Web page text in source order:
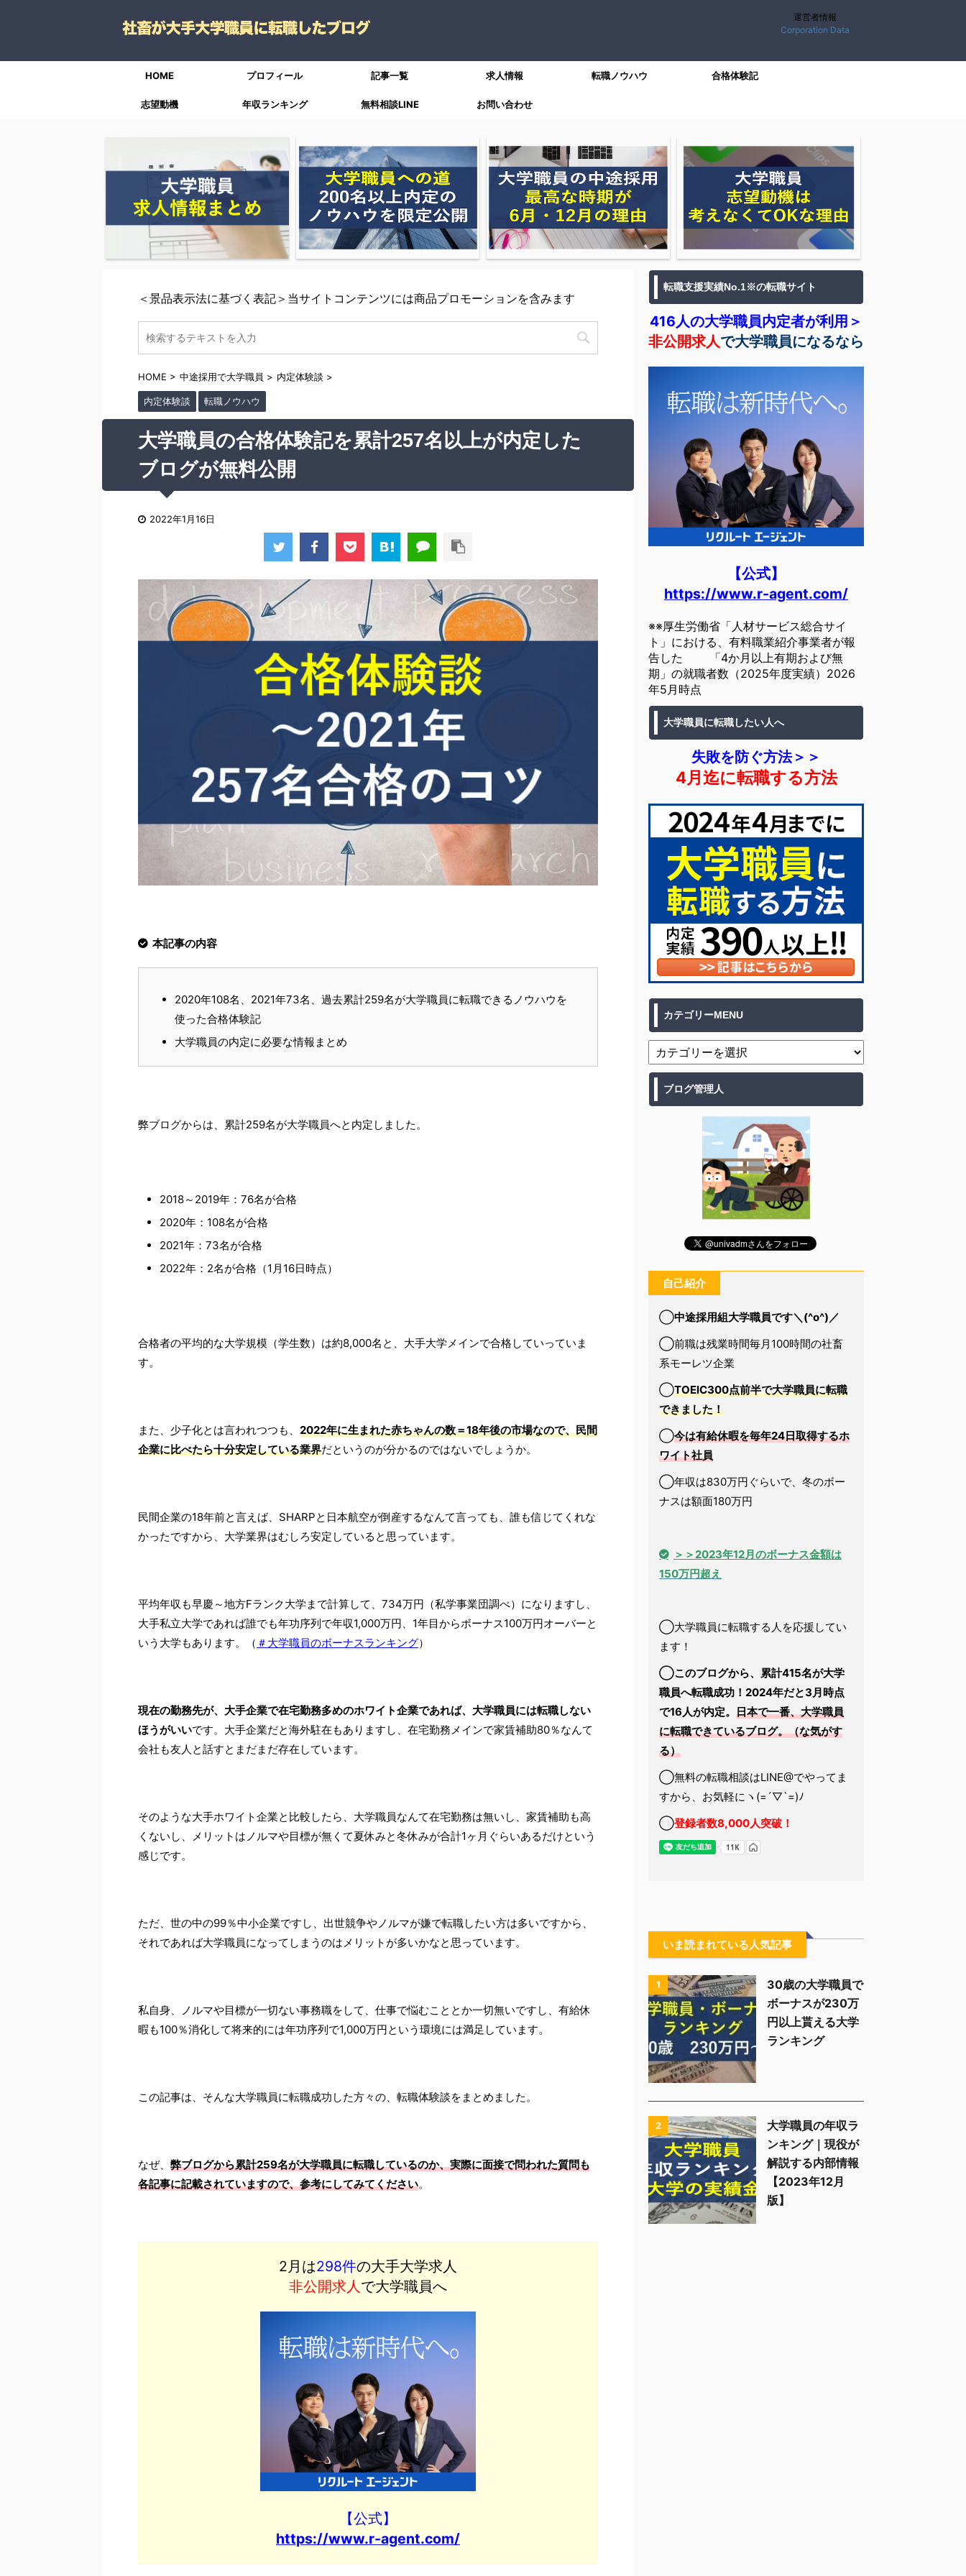
運営者情報
Corporation Data
HOME プロフィール 記事一覧 求人情報 転職ノウハウ 合格体験記
志望動機 年収ランキング 無料相談LINE お問い合わせ
＜景品表示法に基づく表記＞当サイトコンテンツには商品プロモーションを含みます
HOME > 中途採用で大学職員 > 内定体験談 >
内定体験談 転職ノウハウ
大学職員の合格体験記を累計257名以上が内定した
ブログが無料公開
2022年1月16日
本記事の内容
2020年108名、2021年73名、過去累計259名が大学職員に転職できるノウハウを
使った合格体験記
大学職員の内定に必要な情報まとめ
弊ブログからは、累計259名が大学職員へと内定しました。
2018～2019年：76名が合格
2020年：108名が合格
2021年：73名が合格
2022年：2名が合格（1月16日時点）
合格者の平均的な大学規模（学生数）は約8,000名と、大手大学メインで合格していっていま
す。
また、少子化とは言われつつも、 2022年に生まれた赤ちゃんの数＝18年後の市場なので、民間
企業に比べたら十分安定している業界だというのが分かるのではないでしょうか。
民間企業の18年前と言えば、SHARPと日本航空が倒産するなんて言っても、誰も信じてくれな
かったですから、大学業界はむしろ安定していると思っています。
平均年収も早慶～地方Fランク大学まで計算して、734万円（私学事業団調べ）になりますし、
大手私立大学であれば誰でも年功序列で年収1,000万円、1年目からボーナス100万円オーバーと
いう大学もあります。（ ＃大学職員のボーナスランキング）
現在の勤務先が、大手企業で在宅勤務多めのホワイト企業であれば、大学職員には転職しない
ほうがいいです。大手企業だと海外駐在もありますし、在宅勤務メインで家賃補助80％なんて
会社も友人と話すとまだまだ存在しています。
そのような大手ホワイト企業と比較したら、大学職員なんて在宅勤務は無いし、家賃補助も高
くないし、メリットはノルマや目標が無くて夏休みと冬休みが合計1ヶ月ぐらいあるだけという
感じです。
ただ、世の中の99％中小企業ですし、出世競争やノルマが嫌で転職したい方は多いですから、
それであれば大学職員になってしまうのはメリットが多いかなと思っています。
私自身、ノルマや目標が一切ない事務職をして、仕事で悩むこととか一切無いですし、有給休
暇も100％消化して将来的には年功序列で1,000万円という環境には満足しています。
この記事は、そんな大学職員に転職成功した方々の、転職体験談をまとめました。
なぜ、 弊ブログから累計259名が大学職員に転職しているのか、実際に面接で問われた質問も
各記事に記載されていますので、参考にしてみてください。
2月は298件の大手大学求人
非公開求人 で大学職員へ
【公式】
https://www.r-agent.com/
転職支援実績No.1※の転職サイト
416人の大学職員内定者が利用＞
非公開求人で大学職員になるなら
【公式】
https://www.r-agent.com/
※※厚生労働省「人材サービス総合サイ
ト」における、有料職業紹介事業者が報
告した 「4か月以上有期および無
期」の就職者数（2025年度実績）2026
年5月時点
大学職員に転職したい人へ
失敗を防ぐ方法＞＞
4月迄に転職する方法
カテゴリーMENU
ブログ管理人
自己紹介
◯中途採用組大学職員です＼(^o^)／
◯前職は残業時間毎月100時間の社畜
系モーレツ企業
◯TOEIC300点前半で大学職員に転職
できました！
◯今は有給休暇を毎年24日取得するホ
ワイト社員
◯年収は830万円ぐらいで、冬のボー
ナスは額面180万円
＞＞2023年12月のボーナス金額は
150万円超え
◯大学職員に転職する人を応援してい
ます！
◯このブログから、累計415名が大学
職員へ転職成功！2024年だと3月時点
で16人が内定。 日本で一番、大学職員
に転職できているブログ。（な気がす
る）
◯無料の転職相談はLINE@でやってま
すから、お気軽にヽ(=´▽`=)ﾉ
◯登録者数8,000人突破！
いま読まれている人気記事
1
30歳の大学職員で
ボーナスが230万
円以上貰える大学
ランキング
2
大学職員の年収ラ
ンキング｜現役が
解説する内部情報
【2023年12月
版】